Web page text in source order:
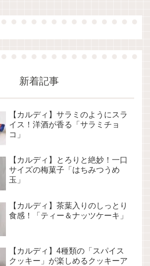
新着記事
【カルディ】サラミのようにスラ
イス！洋酒が香る「サラミチョ
コ」
【カルディ】とろりと絶妙！一口
サイズの梅菓子「はちみつうめ
玉」
【カルディ】茶葉入りのしっとり
食感！「ティー＆ナッツケーキ」
【カルディ】4種類の「スパイス
クッキー」が楽しめるクッキーア